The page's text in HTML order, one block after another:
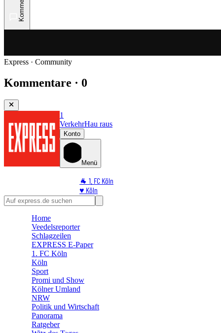
Express · Community
Kommentare · 0
1
VerkehrHau raus
Konto
Menü
🐐 1. FC Köln
♥️ Köln
⭐ Promi
🛒 Shoppingwelt
Home
Veedelsreporter
Schlagzeilen
EXPRESS E-Paper
1. FC Köln
Köln
Sport
Promi und Show
Kölner Umland
NRW
Politik und Wirtschaft
Panorama
Ratgeber